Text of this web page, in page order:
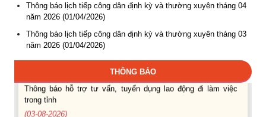
Thông báo lịch tiếp công dân định kỳ và thường xuyên tháng 04
năm 2026 (01/04/2026)
Thông báo lịch tiếp công dân định kỳ và thường xuyên tháng 03
năm 2026 (01/04/2026)
THÔNG BÁO
(07-08-2026)
Thông báo các khóa đào tạo năm học 2026-2027
Thông báo hỗ trợ tư vấn, tuyển dụng lao động đi làm việc
trong tỉnh
(03-08-2026)